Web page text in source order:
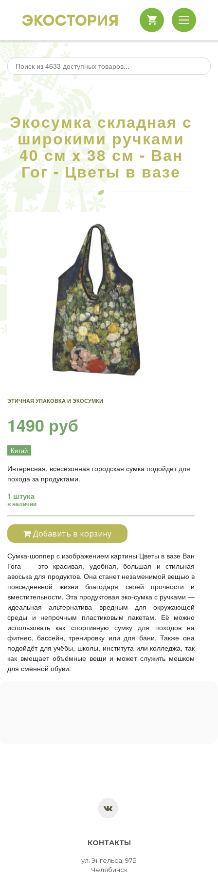
Экосумка складная с
широкими ручками
40 см x 38 см - Ван
Гог - Цветы в вазе
ЭТИЧНАЯ УПАКОВКА И ЭКОСУМКИ
1490 руб
Китай
Интересная, всесезонная городская сумка подойдет для
похода за продуктами.
1 штука
в наличии
Добавить в корзину
Сумка-шоппер с изображением картины Цветы в вазе Ван
Гога — это красивая, удобная, большая и стильная
авоська для продуктов. Она станет незаменимой вещью в
повседневной жизни благодаря своей прочности и
вместительности. Эта продуктовая эко-сумка с ручками —
идеальная альтернатива вредным для окружающей
среды и непрочным пластиковым пакетам. Её можно
использовать как спортивную сумку для походов на
фитнес, бассейн, тренировку или для бани. Также она
подойдёт для учёбы, школы, института или колледжа, так
как вмещает объёмные вещи и может служить мешком
для сменной обуви.
КОНТАКТЫ
ул. Энгельса, 97Б
Челябинск